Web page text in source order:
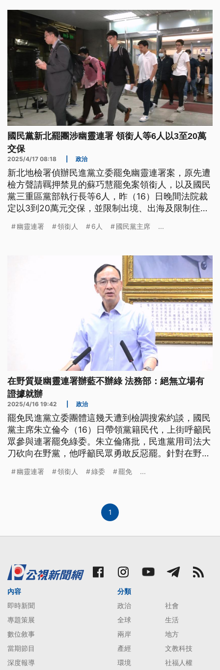
3人到案說明，依法辦理移送。
國民黨新北罷團涉幽靈連署 領銜人等6人以3至20萬
交保
2025/4/17 08:18 政治
新北地檢署偵辦民進黨立委罷免幽靈連署案，原先遭
檢方聲請羈押禁見的蘇巧慧罷免案領銜人，以及國民
黨三重區黨部執行長等6人，昨（16）日晚間法院裁
定以3到20萬元交保，並限制出境、出海及限制住
幽靈連署 領銜人 6人 國民黨主席 ...
在野質疑幽靈連署辦藍不辦綠 法務部：絕無立場有
證據就辦
2025/4/16 19:42 政治
罷免民進黨立委團體這幾天遭到檢調搜索約談，國民
黨主席朱立倫今（16）日帶領黨籍民代，上街呼籲民
眾參與連署罷免綠委。朱立倫痛批，民進黨用司法大
刀砍向在野黨，他呼籲民眾勇敢反惡罷。針對在野質
任何立場考量。而罷免民進黨立委李坤城的領銜人宋
幽靈連署 領銜人 綠委 罷免 ...
1
內容
即時新聞
專題策展
數位敘事
當期節目
深度報導
分類
政治
社會
全球
生活
兩岸
地方
產經
文教科技
環境
社福人權